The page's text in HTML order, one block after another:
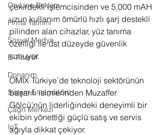
On-Line Reklam
Firma Yatırımı
Sosyal Medya
E-Ticaret
Donanım
Sistem Entegratörü
Çağrı Merkezi
IoT
çekirdekli işlemcisinden ve 5.000 mAH
uzun kullanım ömürlü hızlı şarj destekli
pilinden alan cihazlar, yüz tanıma
özelliği ile üst düzeyde güvenlik
sunuyor.
OMIX Türkiye’de teknoloji sektörünün
başarılı isimlerinden Muzaffer
Gölcü’nün liderliğindeki deneyimli bir
ekibin yönettiği güçlü satış ve servis
ağıyla dikkat çekiyor.